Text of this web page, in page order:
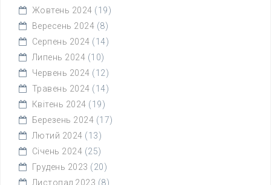
Жовтень 2024 (19)
Вересень 2024 (8)
Серпень 2024 (14)
Липень 2024 (10)
Червень 2024 (12)
Травень 2024 (14)
Квітень 2024 (19)
Березень 2024 (17)
Лютий 2024 (13)
Січень 2024 (25)
Грудень 2023 (20)
Листопад 2023 (8)